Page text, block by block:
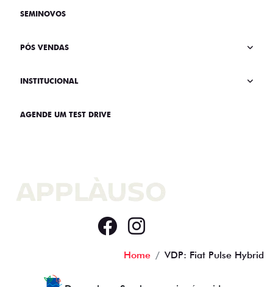
SEMINOVOS
PÓS VENDAS
INSTITUCIONAL
AGENDE UM TEST DRIVE
Home VDP: Fiat Pulse Hybrid